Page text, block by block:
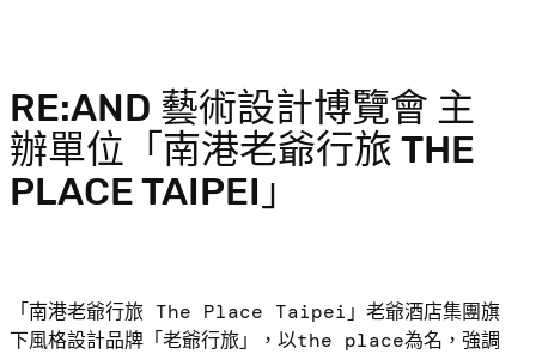
RE:AND 藝術設計博覽會 主
辦單位「南港老爺行旅 THE
PLACE TAIPEI」
「南港老爺行旅 The Place Taipei」 老爺酒店集團旗
下風格設計品牌「老爺行旅」，以the place為名，強調